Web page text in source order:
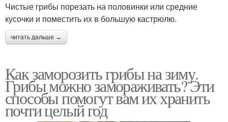
Чистые грибы порезать на половинки или средние
кусочки и поместить их в большую кастрюлю.
читать дальше →
Как заморозить грибы на зиму.
Грибы можно замораживать? Эти
способы помогут вам их хранить
почти целый год